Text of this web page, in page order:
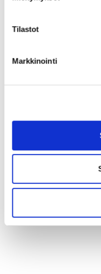
Tilastot
Markkinointi